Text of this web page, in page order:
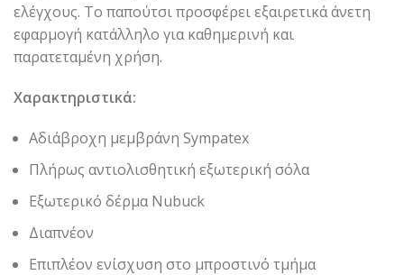
ελέγχους. Το παπούτσι προσφέρει εξαιρετικά άνετη
εφαρμογή κατάλληλο για καθημερινή και
παρατεταμένη χρήση.
Χαρακτηριστικά:
Αδιάβροχη μεμβράνη Sympatex
Πλήρως αντιολισθητική εξωτερική σόλα
Εξωτερικό δέρμα Nubuck
Διαπνέον
Επιπλέον ενίσχυση στο μπροστινό τμήμα